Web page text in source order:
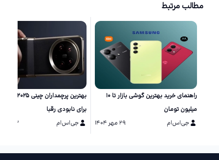
مطالب مرتبط
راهنمای خرید بهترین گوشی بازار تا ۱۰
میلیون تومان
جی‌اس‌ام
۲۹ مهر ۱۴۰۴
برای نابودی رقبا
جی‌اس‌ام
۱۳ مرداد ۱۴۰۴